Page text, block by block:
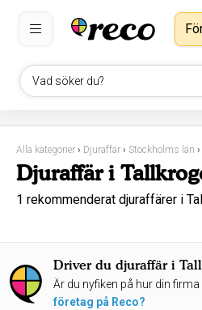
Vad söker du?
Alla kategorier › Djuraffär › Stockholms län ›
Djuraffär i
1 rekommenderat djuraffärer i
Driver du djuraffär i
Är du nyfiken på hur din firma
företag på Reco?